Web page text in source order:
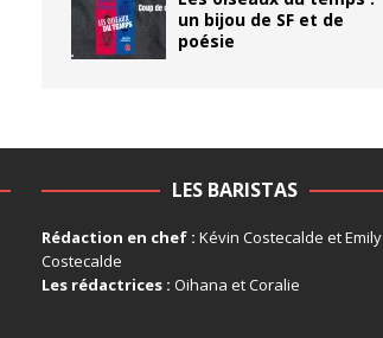
un bijou de SF et de
poésie
LES BARISTAS
Rédaction en chef : Kévin Costecalde et Emily
Costecalde
Les rédactrices : Oihana et Coralie